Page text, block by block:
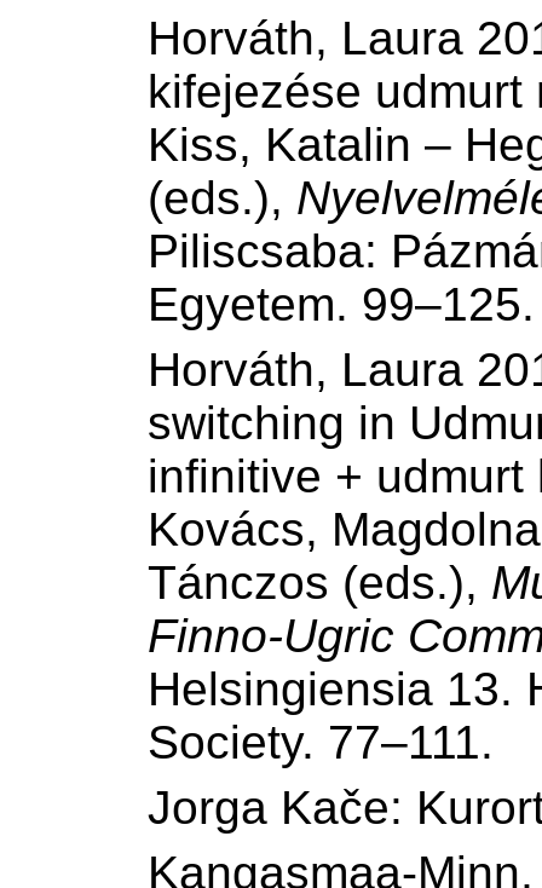
Horváth, Laura
kifejezése
Kiss, Katalin –
(eds.),
Piliscsaba:
Egyetem. 99–125.
Horváth, Laura
switching in
infinitive +
Kovács,
Tánczos (eds.),
Finno-Ugric
Helsingiensia 13.
Society. 77–111.
Jorga Kače:
Kangasmaa-